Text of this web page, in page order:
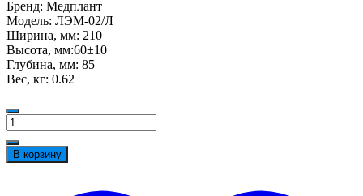
Бренд: Медплант
Модель: ЛЭМ-02/Л
Ширина, мм: 210
Высота, мм:60±10
Глубина, мм: 85
Вес, кг: 0.62
Количество
товара
Ларингоскоп
для
В корзину